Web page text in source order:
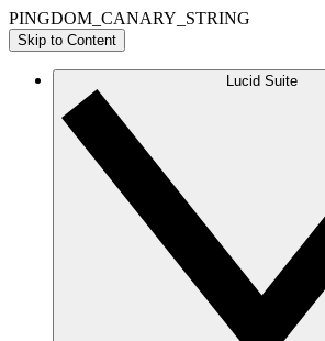
PINGDOM_CANARY_STRING
Skip to Content
Lucid Suite